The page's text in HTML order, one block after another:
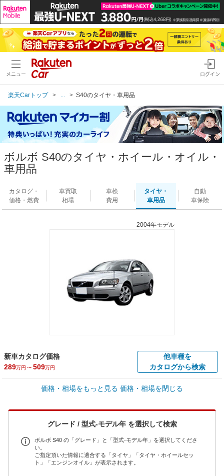
メニュー ログイン
楽天Carトップ S40のタイヤ・車用品
ボルボ S40のタイヤ・ホイール・オイル・
車用品
カタログ・
価格・燃費
車買取
相場
車検
費用
タイヤ・
車用品
自動
車保険
2004年モデル
新車カタログ価格
289万円 ～509万円
他車種を
カタログから検索
車買取価格 *
車買取相場
全国平均の車検価格 *
65,050円
楽天Car車検で
店舗を検索
*当該価格は車種別の価格となります。
価格・相場をもっと見る 価格・相場を閉じる
グレード / 型式-モデル年 を選択して検索
ボルボ S40 の「グレード」と「型式-モデル年」を選択してくださ
い。
ご指定頂いた情報に適合する「タイヤ」「タイヤ・ホイールセッ
ト」「エンジンオイル」が表示されます。